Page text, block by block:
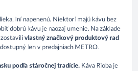
iní napenenú. Niektorí majú kávu bez
dobrú kávu je naozaj umenie. Na základe
vlastný značkový produktový rad
len v predajniach METRO.
podľa stáročnej tradície.Káva Rioba je